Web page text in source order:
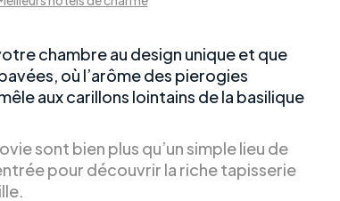
chambre au design unique et que
où l’arôme des pierogies
aux carillons lointains de la basilique
sont bien plus qu’un simple lieu de
pour découvrir la riche tapisserie